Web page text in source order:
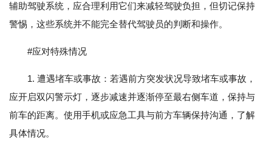
辅助驾驶系统，应合理利用它们来减轻驾驶负担，但切记保持
警惕，这些系统并不能完全替代驾驶员的判断和操作。
#应对特殊情况
1. 遭遇堵车或事故：若遇前方突发状况导致堵车或事故，
应开启双闪警示灯，逐步减速并逐渐停至最右侧车道，保持与
前车的距离。使用手机或应急工具与前方车辆保持沟通，了解
具体情况。